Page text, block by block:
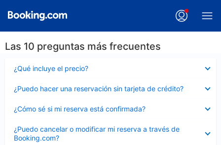
Las 10 preguntas más frecuentes
¿Qué incluye el precio?
cerrado
¿Puedo hacer una reservación sin tarjeta de crédito?
cerrado
¿Cómo sé si mi reserva está confirmada?
cerrado
¿Puedo cancelar o modificar mi reserva a través de
Booking.com?
cerrado